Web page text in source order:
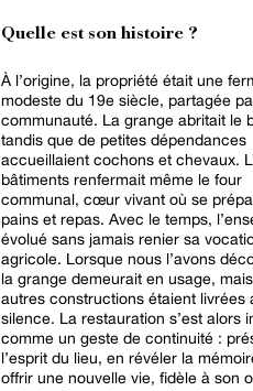
Quelle est son histoire ?
À l’origine, la propriété était une
modeste du 19e siècle, partagée
communauté. La grange abritait le
tandis que de petites dépendances
accueillaient cochons et chevaux.
bâtiments renfermait même le four
communal, cœur vivant où se
pains et repas. Avec le temps,
évolué sans jamais renier sa
agricole. Lorsque nous l’avons
la grange demeurait en usage,
autres constructions étaient livrées
silence. La restauration s’est alors
comme un geste de continuité :
l’esprit du lieu, en révéler la
offrir une nouvelle vie, fidèle à son